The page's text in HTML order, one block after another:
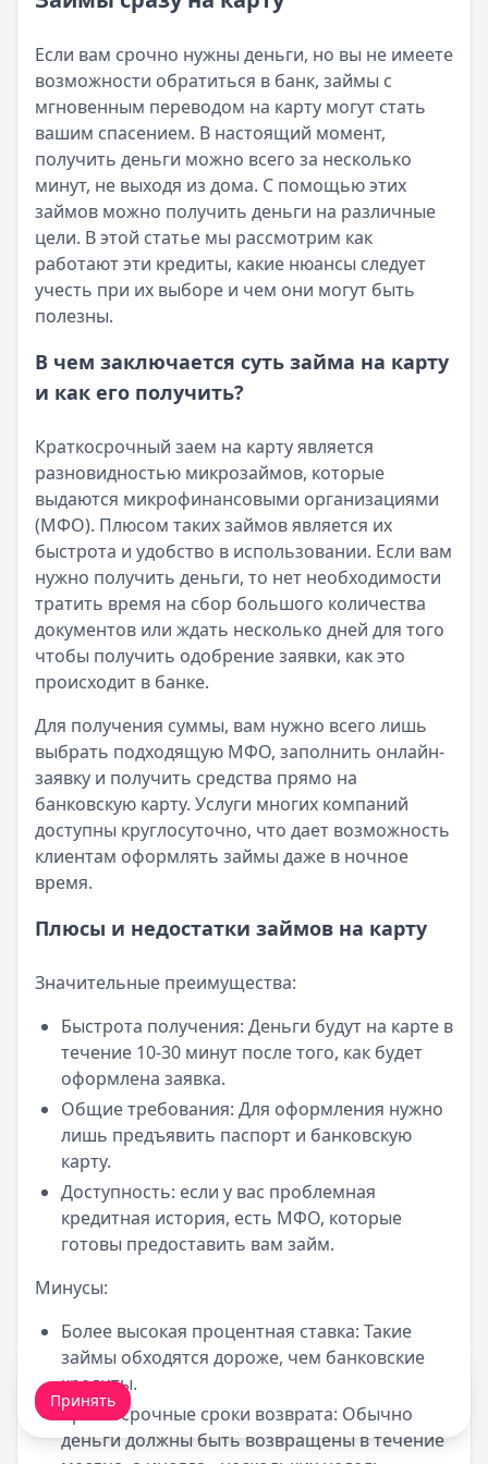
Все статьи
Возврат переплаты в «Займере»: актуальная
Опубликовано:5 декабря 2025 г.
Категория:МФО
Читать новость
Срочный микрозайм 15 000 ₽ на карту: свежая
Кратко:Нужны 15 000 рублей на карту прямо сегодня?
Опубликовано:5 декабря 2025 г.
Категория:МФО
Читать новость
Рекордный рост доли клиентов МФО с iPhone: что
Кратко:В III квартале 2025 года владельцы iPhone
Опубликовано:
Читать новость
57 сервисов микрозаймов через Госуслуги: где
Опубликовано:23 ноября 2025 г.
Категория:МФО
Читать новость
Смс о «одобренном займе» от Bigmani Ru: как
Кратко:Пришло СМС об одобрении займа от Bigmani
Опубликовано:23 ноября 2025 г.
Категория:МФО
Читать новость
Все новости
Если вам срочно нужны деньги, но вы не имеете
возможности обратиться в банк, займы с
мгновенным переводом на карту могут стать
вашим спасением. В настоящий момент,
получить деньги можно всего за несколько
минут, не выходя из дома. С помощью этих
займов можно получить деньги на различные
цели. В этой статье мы рассмотрим как
работают эти кредиты, какие нюансы следует
учесть при их выборе и чем они могут быть
полезны.
В чем заключается суть займа на карту
и как его получить?
Краткосрочный заем на карту является
разновидностью микрозаймов, которые
выдаются микрофинансовыми организациями
(МФО). Плюсом таких займов является их
быстрота и удобство в использовании. Если вам
нужно получить деньги, то нет необходимости
тратить время на сбор большого количества
документов или ждать несколько дней для того
чтобы получить одобрение заявки, как это
происходит в банке.
Для получения суммы, вам нужно всего лишь
выбрать подходящую МФО, заполнить онлайн-
заявку и получить средства прямо на
банковскую карту. Услуги многих компаний
доступны круглосуточно, что дает возможность
клиентам оформлять займы даже в ночное
время.
Плюсы и недостатки займов на карту
Значительные преимущества:
Быстрота получения: Деньги будут на карте в
течение 10-30 минут после того, как будет
оформлена заявка.
Общие требования: Для оформления нужно
лишь предъявить паспорт и банковскую
карту.
Доступность: если у вас проблемная
кредитная история, есть МФО, которые
готовы предоставить вам займ.
Минусы:
Более высокая процентная ставка: Такие
займы обходятся дороже, чем банковские
кредиты.
Краткосрочные сроки возврата: Обычно
деньги должны быть возвращены в течение
Мы обрабатываем ваши cookie-файлы .
Принять